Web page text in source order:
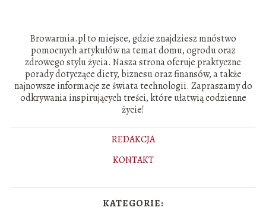
Browarmia.pl to miejsce, gdzie znajdziesz mnóstwo
pomocnych artykułów na temat domu, ogrodu oraz
zdrowego stylu życia. Nasza strona oferuje praktyczne
porady dotyczące diety, biznesu oraz finansów, a także
najnowsze informacje ze świata technologii. Zapraszamy do
odkrywania inspirujących treści, które ułatwią codzienne
życie!
REDAKCJA
KONTAKT
KATEGORIE: